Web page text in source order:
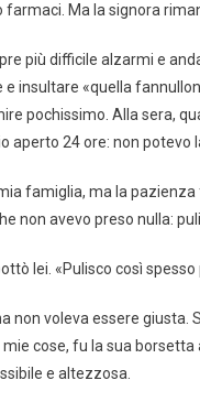
farmaci. Ma la signora
più difficile alzarmi e
insultare «quella
pochissimo. Alla sera,
aperto 24 ore: non
famiglia, ma la
non avevo preso nulla:
lei. «Pulisco così
non voleva essere
cose, fu la sua
e altezzosa.